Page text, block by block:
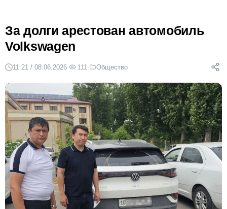
За долги арестован автомобиль
Volkswagen
11:21 / 08.06.2026· 111 · Общество